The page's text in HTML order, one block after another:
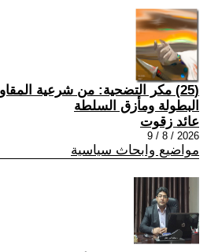
(25) مكر التضحية: من شرعية
البطولة ومأزق السلطة
عائد زقوت
2026 / 8 / 9
مواضيع وابحاث سياسية